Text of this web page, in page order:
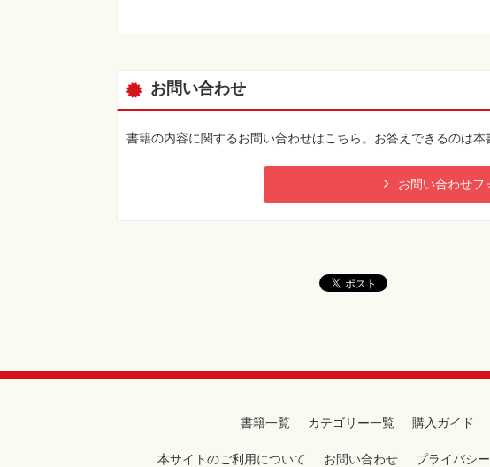
お問い合わせ
書籍の内容に関するお問い合わせはこちら。お答えできるのは本
お問い合わせフ
書籍一覧 カテゴリー一覧 購入ガイド
本サイトのご利用について お問い合わせ プライバシ